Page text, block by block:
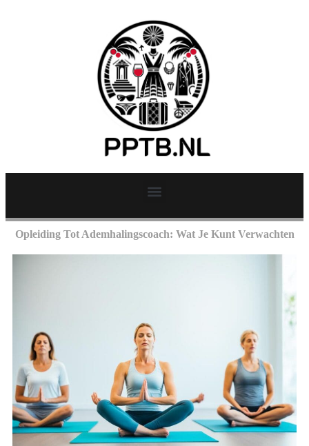
Opleiding Tot Ademhalingscoach: Wat Je Kunt Verwachten